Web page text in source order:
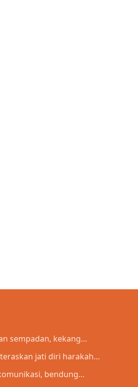
sempadan, kekang
jati diri harakah
bendung